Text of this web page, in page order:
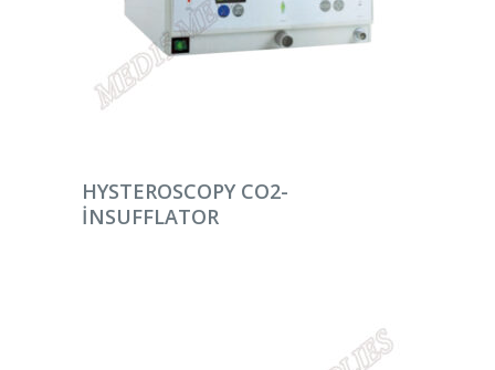
DEVAMINI OKU
HYSTEROSCOPY CO2-
INSUFFLATOR